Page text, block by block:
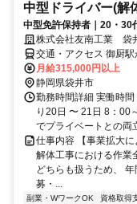
中型ドライバー(解
中型免許保持者｜20・30
株式会社友南工業 袋
交通・アクセス 御厨
月給315,000円以上
静岡県袋井市
勤務時間詳細 実働時
り20日 〜 21日 8：00
でプライベートとの両
仕事内容 【事業拡大
解体工事における作業
どちらも扱うため、
募・...
副業・WワークOK 資格取得